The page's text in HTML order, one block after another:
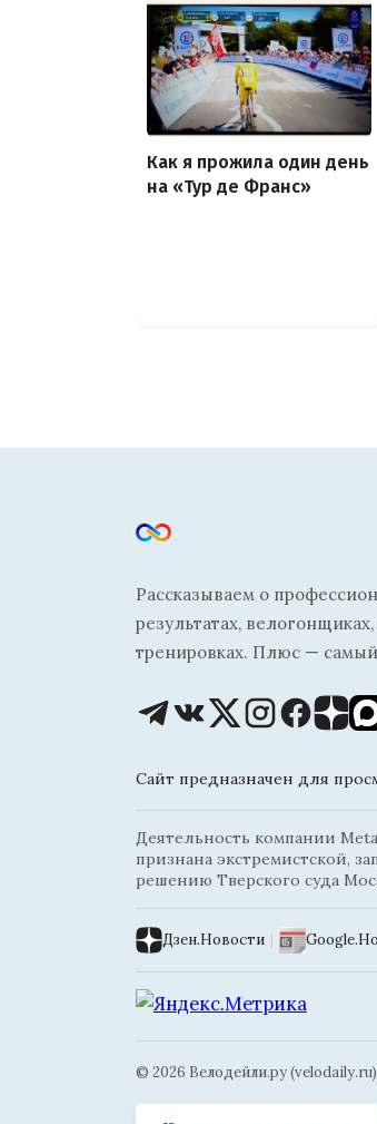
Как я прожила один день
на «Тур де Франс»
Рассказываем о
результатах,
тренировках. Плюс —
Сайт предназначен для
Деятельность компании
признана экстремистской,
решению Тверского суда
Дзен.Новости |
© 2026 Велодейли.ру